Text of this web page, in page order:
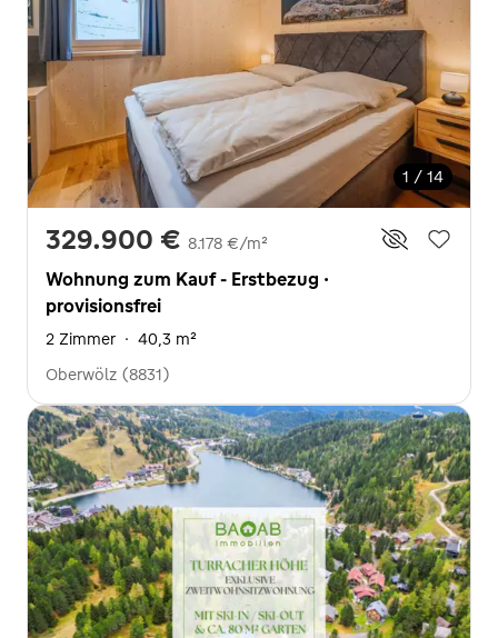
1 / 14
329.900 € 8.178 €/m²
Wohnung zum Kauf - Erstbezug ·
provisionsfrei
2 Zimmer · 40,3 m²
Oberwölz (8831)